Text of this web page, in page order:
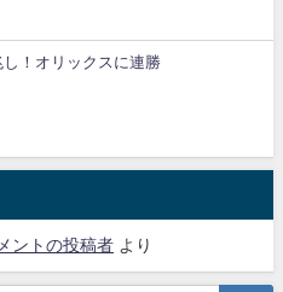
！オリックスに連勝
ントの投稿者 より